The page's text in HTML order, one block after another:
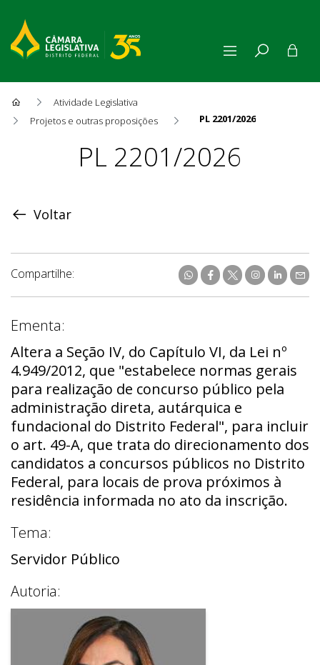
Atividade Legislativa
Projetos e outras proposições
PL 2201/2026
ProposiçãoPL 2201/2026
Voltar
Compartilhe:
Ementa:
Altera a Seção IV, do Capítulo VI, da Lei nº
4.949/2012, que "estabelece normas gerais
para realização de concurso público pela
administração direta, autárquica e
fundacional do Distrito Federal", para incluir
o art. 49-A, que trata do direcionamento dos
candidatos a concursos públicos no Distrito
Federal, para locais de prova próximos à
residência informada no ato da inscrição.
Tema:
Servidor Público
Autoria: